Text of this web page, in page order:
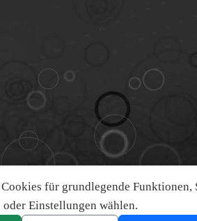
für grundlegende
Einstellungen wählen.